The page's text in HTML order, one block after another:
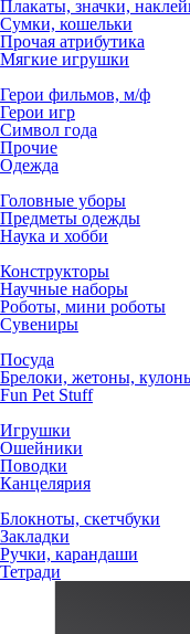
Плакаты, значки,
Сумки, кошельки
Прочая атрибутика
Мягкие игрушки
Герои фильмов, м/ф
Герои игр
Символ года
Прочие
Одежда
Головные уборы
Предметы одежды
Наука и хобби
Конструкторы
Научные наборы
Роботы, мини роботы
Сувениры
Посуда
Брелоки, жетоны,
Fun Pet Stuff
Игрушки
Ошейники
Поводки
Канцелярия
Блокноты, скетчбуки
Закладки
Ручки, карандаши
Тетради